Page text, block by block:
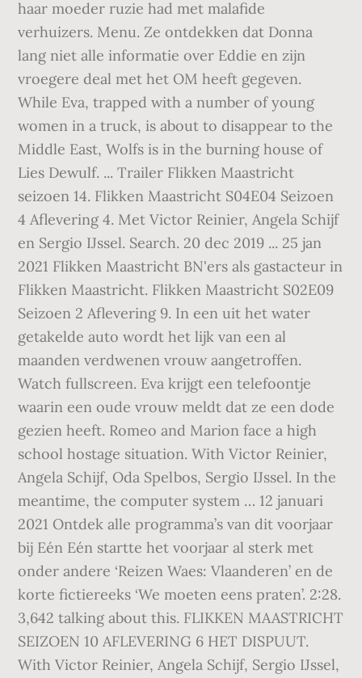
haar moeder ruzie had met malafide
verhuizers. Menu. Ze ontdekken dat Donna
lang niet alle informatie over Eddie en zijn
vroegere deal met het OM heeft gegeven.
While Eva, trapped with a number of young
women in a truck, is about to disappear to the
Middle East, Wolfs is in the burning house of
Lies Dewulf. ... Trailer Flikken Maastricht
seizoen 14. Flikken Maastricht S04E04 Seizoen
4 Aflevering 4. Met Victor Reinier, Angela Schijf
en Sergio IJssel. Search. 20 dec 2019 ... 25 jan
2021 Flikken Maastricht BN'ers als gastacteur in
Flikken Maastricht. Flikken Maastricht S02E09
Seizoen 2 Aflevering 9. In een uit het water
getakelde auto wordt het lijk van een al
maanden verdwenen vrouw aangetroffen.
Watch fullscreen. Eva krijgt een telefoontje
waarin een oude vrouw meldt dat ze een dode
gezien heeft. Romeo and Marion face a high
school hostage situation. With Victor Reinier,
Angela Schijf, Oda Spelbos, Sergio IJssel. In the
meantime, the computer system … 12 januari
2021 Ontdek alle programma’s van dit voorjaar
bij Eén Eén startte het voorjaar al sterk met
onder andere ‘Reizen Waes: Vlaanderen’ en de
korte fictiereeks ‘We moeten eens praten’. 2:28.
3,642 talking about this. FLIKKEN MAASTRICHT
SEIZOEN 10 AFLEVERING 6 HET DISPUUT.
With Victor Reinier, Angela Schijf, Sergio IJssel,